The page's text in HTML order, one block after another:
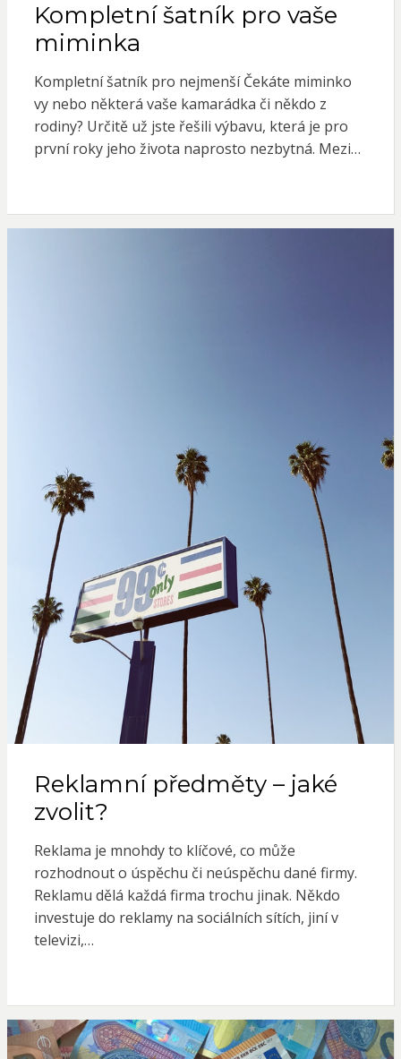
Kompletní šatník pro vaše
miminka
Kompletní šatník pro nejmenší Čekáte miminko
vy nebo některá vaše kamarádka či někdo z
rodiny? Určitě už jste řešili výbavu, která je pro
první roky jeho života naprosto nezbytná. Mezi…
Reklamní předměty – jaké
zvolit?
Reklama je mnohdy to klíčové, co může
rozhodnout o úspěchu či neúspěchu dané firmy.
Reklamu dělá každá firma trochu jinak. Někdo
investuje do reklamy na sociálních sítích, jiní v
televizi,…